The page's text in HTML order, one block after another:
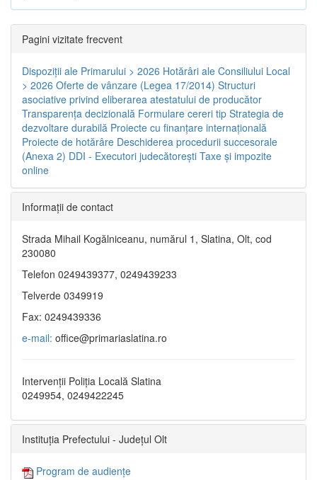
Pagini vizitate frecvent
Dispoziţii ale Primarului > 2026 Hotărâri ale Consiliului Local
> 2026 Oferte de vânzare (Legea 17/2014) Structuri
asociative privind eliberarea atestatului de producător
Transparenţa decizională Formulare cereri tip Strategia de
dezvoltare durabilă Proiecte cu finanţare internaţională
Proiecte de hotărâre Deschiderea procedurii succesorale
(Anexa 2) DDI - Executori judecătorești Taxe şi impozite
online
Informaţii de contact
Strada Mihail Kogălniceanu, numărul 1, Slatina, Olt, cod
230080
Telefon 0249439377, 0249439233
Telverde 0349919
Fax: 0249439336
e-mail: office@primariaslatina.ro
Intervenții Poliția Locală Slatina
0249954, 0249422245
Instituția Prefectului - Județul Olt
Program de audiențe